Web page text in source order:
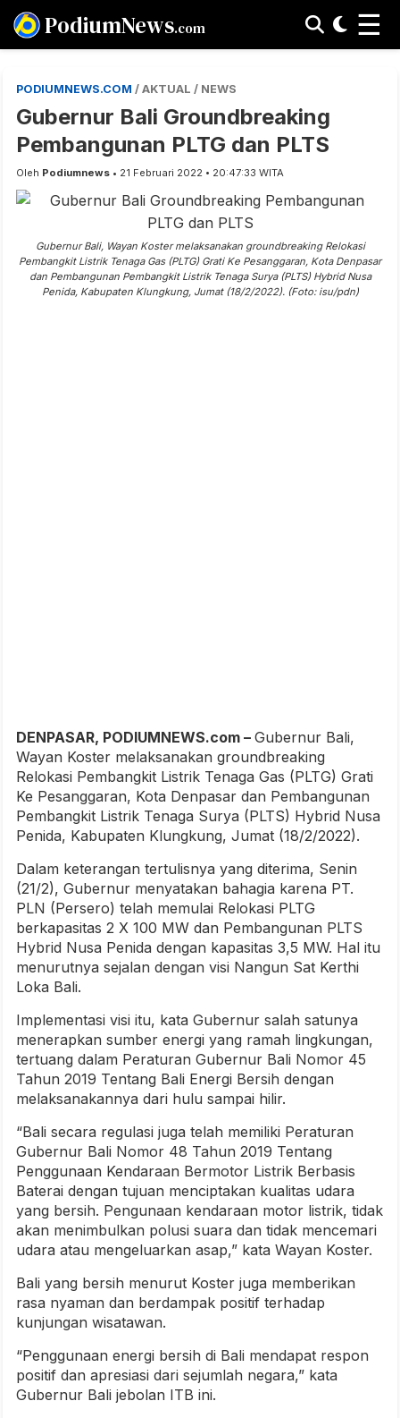
PodiumNews.com ☰
PODIUMNEWS.COM / AKTUAL / NEWS
Gubernur Bali Groundbreaking
Pembangunan PLTG dan PLTS
Oleh Podiumnews • 21 Februari 2022 • 20:47:33 WITA
Gubernur Bali, Wayan Koster melaksanakan groundbreaking Relokasi
Pembangkit Listrik Tenaga Gas (PLTG) Grati Ke Pesanggaran, Kota Denpasar
dan Pembangunan Pembangkit Listrik Tenaga Surya (PLTS) Hybrid Nusa
Penida, Kabupaten Klungkung, Jumat (18/2/2022). (Foto: isu/pdn)
DENPASAR, PODIUMNEWS.com – Gubernur Bali,
Wayan Koster melaksanakan groundbreaking
Relokasi Pembangkit Listrik Tenaga Gas (PLTG) Grati
Ke Pesanggaran, Kota Denpasar dan Pembangunan
Pembangkit Listrik Tenaga Surya (PLTS) Hybrid Nusa
Penida, Kabupaten Klungkung, Jumat (18/2/2022).
Dalam keterangan tertulisnya yang diterima, Senin
(21/2), Gubernur menyatakan bahagia karena PT.
PLN (Persero) telah memulai Relokasi PLTG
berkapasitas 2 X 100 MW dan Pembangunan PLTS
Hybrid Nusa Penida dengan kapasitas 3,5 MW. Hal itu
menurutnya sejalan dengan visi Nangun Sat Kerthi
Loka Bali.
Implementasi visi itu, kata Gubernur salah satunya
menerapkan sumber energi yang ramah lingkungan,
tertuang dalam Peraturan Gubernur Bali Nomor 45
Tahun 2019 Tentang Bali Energi Bersih dengan
melaksanakannya dari hulu sampai hilir.
“Bali secara regulasi juga telah memiliki Peraturan
Gubernur Bali Nomor 48 Tahun 2019 Tentang
Penggunaan Kendaraan Bermotor Listrik Berbasis
Baterai dengan tujuan menciptakan kualitas udara
yang bersih. Pengunaan kendaraan motor listrik, tidak
akan menimbulkan polusi suara dan tidak mencemari
udara atau mengeluarkan asap,” kata Wayan Koster.
Bali yang bersih menurut Koster juga memberikan
rasa nyaman dan berdampak positif terhadap
kunjungan wisatawan.
“Penggunaan energi bersih di Bali mendapat respon
positif dan apresiasi dari sejumlah negara,” kata
Gubernur Bali jebolan ITB ini.